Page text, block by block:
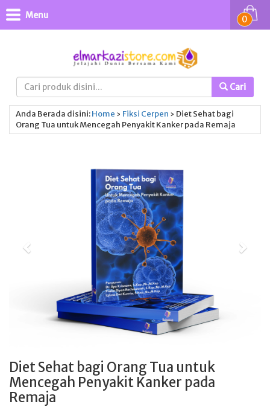
Cari
0
Menu
Anda Berada disini:Home › Fiksi Cerpen › Diet Sehat bagi
Orang Tua untuk Mencegah Penyakit Kanker pada Remaja
Diet Sehat bagi Orang Tua untuk
Mencegah Penyakit Kanker pada
Remaja